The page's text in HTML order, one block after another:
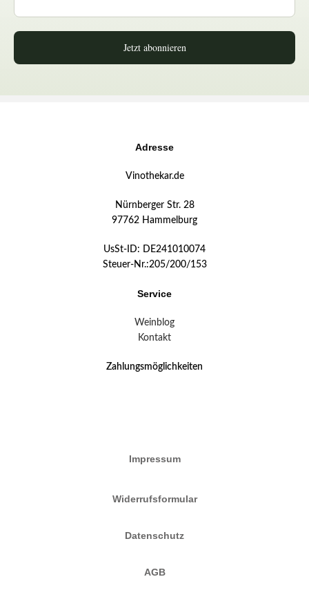
Jetzt abonnieren
Adresse
Vinothekar.de
Nürnberger Str. 28
97762 Hammelburg
UsSt-ID: DE241010074
Steuer-Nr.:205/200/153
Service
Weinblog
Kontakt
Zahlungsmöglichkeiten
Impressum
Widerrufsformular
Datenschutz
AGB